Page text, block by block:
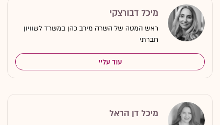
מיכל דבורצקי
ראש המטה של השרה מירב כהן במשרד לשוויון
חברתי
עוד עליי
מיכל דן הראל